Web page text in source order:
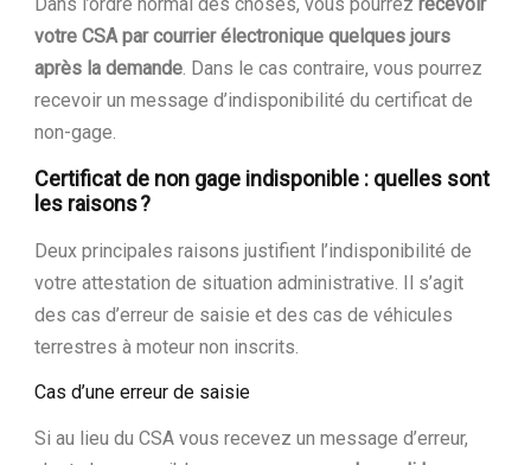
votre CSA par courrier électronique quelques jours
après la demande. Dans le cas contraire, vous pourrez
recevoir un message d’indisponibilité du certificat de
non-gage.
Certificat de non gage indisponible : quelles sont
les raisons ?
Deux principales raisons justifient l’indisponibilité de
votre attestation de situation administrative. Il s’agit
des cas d’erreur de saisie et des cas de véhicules
terrestres à moteur non inscrits.
Cas d’une erreur de saisie
Si au lieu du CSA vous recevez un message d’erreur,